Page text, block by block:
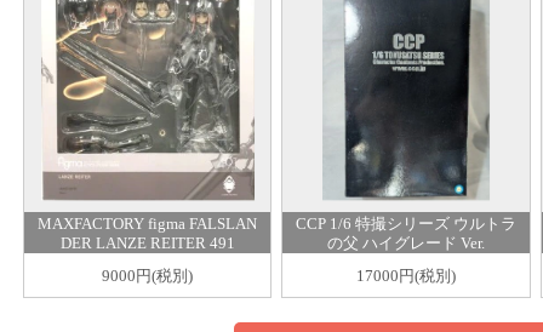
MAXFACTORY figma FALSLAN
DER LANZE REITER 491
9000円(税別)
CCP 1/6 特撮シリーズ ウルトラ
の父 ハイグレード Ver.
17000円(税別)